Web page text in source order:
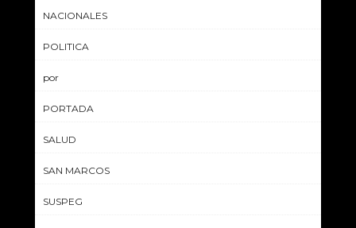
NACIONALES
POLITICA
por
PORTADA
SALUD
SAN MARCOS
SUSPEG